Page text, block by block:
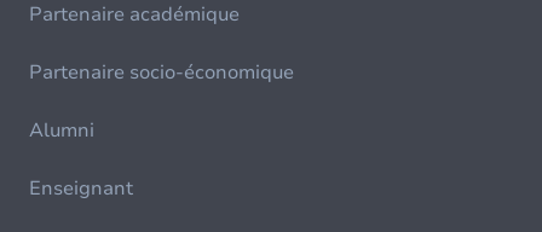
Partenaire académique
Partenaire socio-économique
Alumni
Enseignant